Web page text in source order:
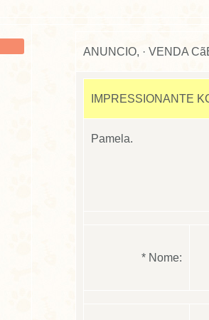
ANUNCIO, · VENDA
IMPRESSIONANTE
Pamela.
* Nome: